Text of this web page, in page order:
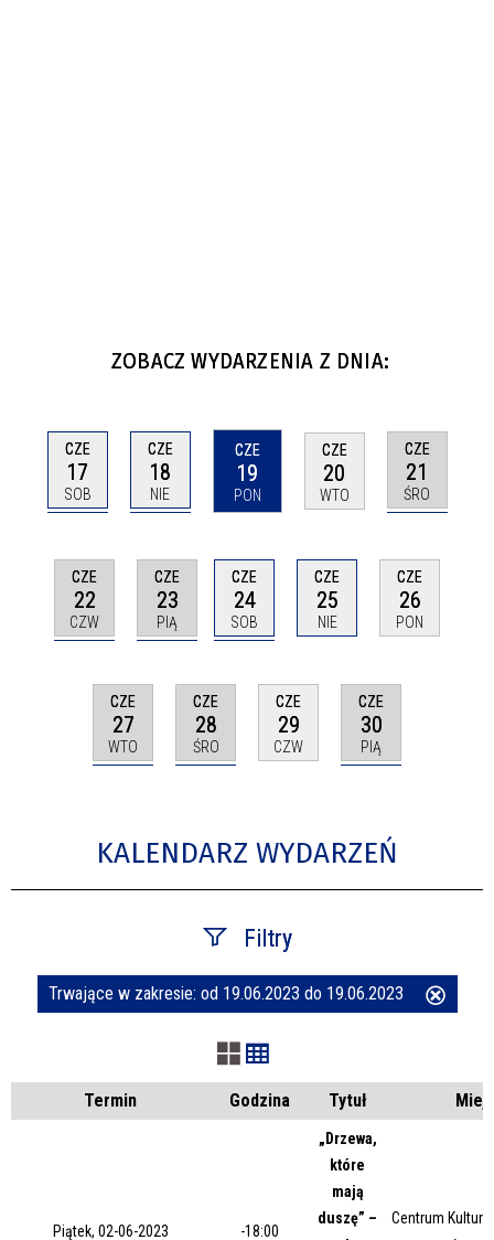
ZOBACZ WYDARZENIA Z DNIA:
CZE
17
SOB
CZE
18
NIE
CZE
19
PON
CZE
20
WTO
CZE
21
ŚRO
CZE
22
CZW
CZE
23
PIĄ
CZE
24
SOB
CZE
25
NIE
CZE
26
PON
CZE
27
WTO
CZE
28
ŚRO
CZE
29
CZW
CZE
30
PIĄ
KALENDARZ WYDARZEŃ
Filtry
Szukana fraza
Kategoria
—
Trwające w zakresie: od 19.06.2023 do 19.06.2023
Termin Godzina Tytuł
Piątek, 02-06-2023 -18:00
„Drzewa,
które
mają
duszę” –
Centrum Kultury